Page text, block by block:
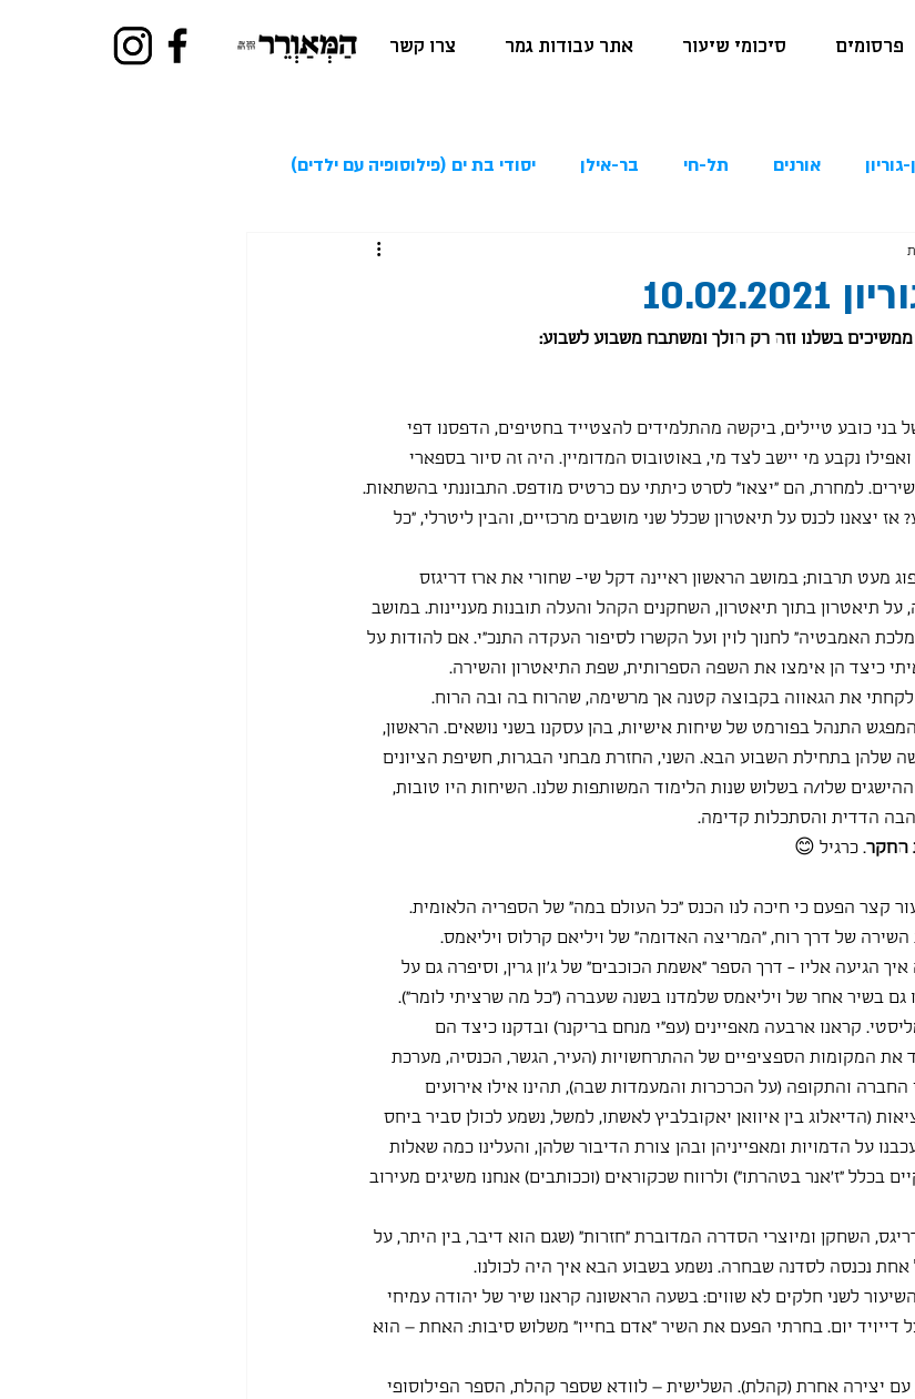
צרו קשר אתר עבודות גמר סיכומי שיעור פרסומים
גוריון אורנים תל-חי בר-אילן יסודי בת ים (פילוסופיה עם ילדים)
כובע טיילים, ביקשה מהתלמידים להצטייד בחטיפים, הדפסנו דפי
נקבע מי יישב לצד מי, באוטובוס המדומיין. היה זה סיור בספארי
למחרת, הם "יצאו" לסרט כיתתי עם כרטיס מודפס. התבוננתי בהשתאות.
אז יצאנו לכנס על תיאטרון שכלל שני מושבים מרכזיים, והבין ליטרלי, "כל
מעט תרבות; במושב הראשון ראיינה דקל שי- שחורי את ארז דריגזס
על תיאטרון בתוך תיאטרון, השחקנים הקהל והעלה תובנות מעניינות. במושב
האמבטיה" לחנוך לוין ועל הקשרו לסיפור העקדה התנכ"י. אם להודות על
כיצד הן אימצו את השפה הספרותית, שפת התיאטרון והשירה.
לקחתי את הגאווה בקבוצה קטנה אך מרשימה, שהרוח בה ובה הרוח.
התנהל בפורמט של שיחות אישיות, בהן עסקנו בשני נושאים. הראשון,
בתחילת השבוע הבא. השני, החזרת מבחני הבגרות, חשיפת הציונים
שלו/ה בשלוש שנות הלימוד המשותפות שלנו. השיחות היו טובות,
הדדית והסתכלות קדימה.
החקר. כרגיל 😊
קצר הפעם כי חיכה לנו הכנס "כל העולם במה" של הספריה הלאומית.
של דרך רוח, "המריצה האדומה" של ויליאם קרלוס ויליאמס.
הגיעה אליו - דרך הספר "אשמת הכוכבים" של ג'ון גרין, וסיפרה גם על
גם בשיר אחר של ויליאמס שלמדנו בשנה שעברה ("כל מה שרציתי לומר").
קראנו ארבעה מאפיינים (עפ"י מנחם בריקנר) ובדקנו כיצד הם
את המקומות הספציפיים של ההתרחשויות (העיר, הגשר, הכנסיה, מערכת
החברה והתקופה (על הכרכרות והמעמדות שבה), תהינו אילו אירועים
(הדיאלוג בין איוואן יאקובלביץ לאשתו, למשל, נשמע לכולן סביר ביחס
על הדמויות ומאפייניהן ובהן צורת הדיבור שלהן, והעלינו כמה שאלות
בכלל "ז'אנר בטהרתו") ולרווח שכקוראים (וככותבים) אנחנו משיגים מעירוב
השחקן ומיוצרי הסדרה המדוברת "חזרות" (שגם הוא דיבר, בין היתר, על
אחת נכנסה לסדנה שבחרה. נשמע בשבוע הבא איך היה לכולנו.
לשני חלקים לא שווים: בשעה הראשונה קראנו שיר של יהודה עמיחי
דייויד יום. בחרתי הפעם את השיר "אדם בחייו" משלוש סיבות: האחת – הוא
יצירה אחרת (קהלת). השלישית – לוודא שספר קהלת, הספר הפילוסופי